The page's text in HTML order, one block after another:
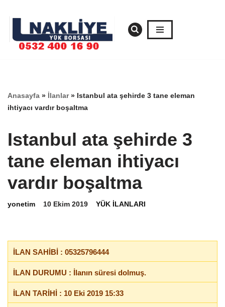
geç
Anasayfa » İlanlar» Istanbul ata şehirde 3 tane eleman
ihtiyacı vardır boşaltma
Istanbul ata şehirde 3
tane eleman ihtiyacı
vardır boşaltma
yonetim 10 Ekim 2019 YÜK İLANLARI
İLAN SAHİBİ : 05325796444
İLAN DURUMU : İlanın süresi dolmuş.
İLAN TARİHİ : 10 Eki 2019 15:33